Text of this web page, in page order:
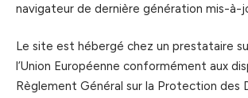
navigateur de dernière génération mis-à-
Le site est hébergé chez un prestataire
l’Union Européenne conformément aux
Règlement Général sur la Protection des